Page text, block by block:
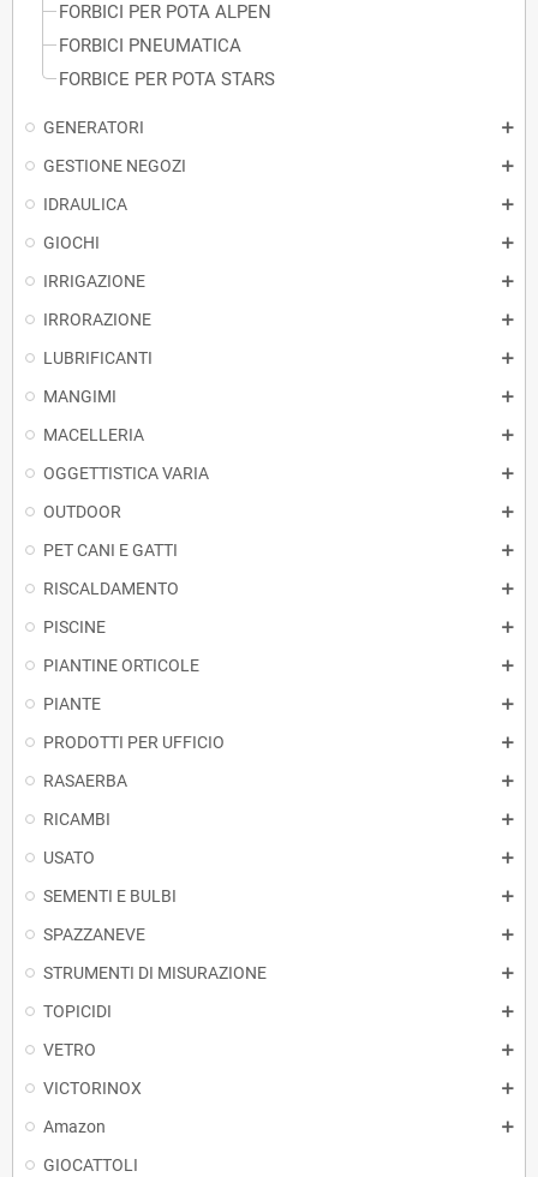
FORBICI PER POTA ALPEN
FORBICI PNEUMATICA
FORBICE PER POTA STARS
GENERATORI
GESTIONE NEGOZI
IDRAULICA
GIOCHI
IRRIGAZIONE
IRRORAZIONE
LUBRIFICANTI
MANGIMI
MACELLERIA
OGGETTISTICA VARIA
OUTDOOR
PET CANI E GATTI
RISCALDAMENTO
PISCINE
PIANTINE ORTICOLE
PIANTE
PRODOTTI PER UFFICIO
RASAERBA
RICAMBI
USATO
SEMENTI E BULBI
SPAZZANEVE
STRUMENTI DI MISURAZIONE
TOPICIDI
VETRO
VICTORINOX
Amazon
GIOCATTOLI